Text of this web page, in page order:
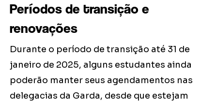
Períodos de transição e
renovações
Durante o período de transição até 31 de
janeiro de 2025, alguns estudantes ainda
poderão manter seus agendamentos nas
delegacias da Garda, desde que estejam